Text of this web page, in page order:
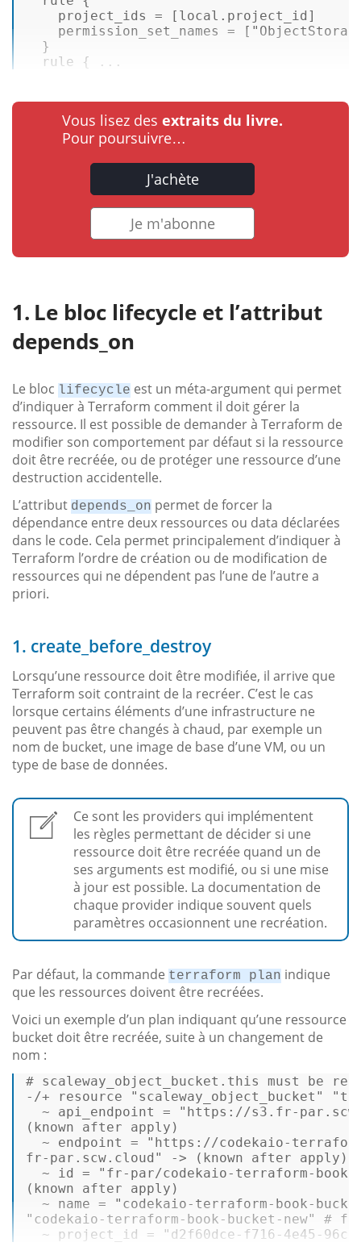
project_ids = [ local .project_id]
permission_set_names = [
}
rule { ...
Vous lisez des extraits du livre.
Pour poursuivre…
J'achète
Je m'abonne
Le bloc lifecycle et l’attribut
depends_on
Le bloc lifecycle est un méta-argument qui permet
d’indiquer à Terraform comment il doit gérer la
ressource. Il est possible de demander à Terraform de
modifier son comportement par défaut si la ressource
doit être recréée, ou de protéger une ressource d’une
destruction accidentelle.
L’attribut depends_on permet de forcer la
dépendance entre deux ressources ou data déclarées
dans le code. Cela permet principalement d’indiquer à
Terraform l’ordre de création ou de modification de
ressources qui ne dépendent pas l’une de l’autre a
priori.
1. create_before_destroy
Lorsqu’une ressource doit être modifiée, il arrive que
Terraform soit contraint de la recréer. C’est le cas
lorsque certains éléments d’une infrastructure ne
peuvent pas être changés à chaud, par exemple un
nom de bucket, une image de base d’une VM, ou un
type de base de données.
Ce sont les providers qui implémentent
les règles permettant de décider si une
ressource doit être recréée quand un de
ses arguments est modifié, ou si une mise
à jour est possible. La documentation de
chaque provider indique souvent quels
paramètres occasionnent une recréation.
Par défaut, la commande terraform plan indique
que les ressources doivent être recréées.
Voici un exemple d’un plan indiquant qu’une ressource
bucket doit être recréée, suite à un changement de
nom :
# scaleway_object_bucket.this must be
-/+ resource
"scaleway_object_bucket"
~ api_endpoint =
"https://s3.fr-
(known after apply)
~ endpoint =
"https://codekaio-
fr-par.scw.cloud"
-> (known after apply)
~ id =
"fr-par/codekaio-terraform-book-
(known after apply)
~ name =
"codekaio-terraform-book-
"codekaio-terraform-book-bucket-new"
#
~ project_id =
"d2f60dce-f716-4e45-